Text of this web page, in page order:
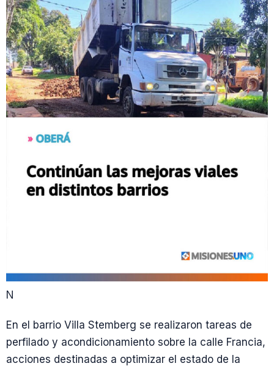
N
En el barrio Villa Stemberg se realizaron tareas de
perfilado y acondicionamiento sobre la calle Francia,
acciones destinadas a optimizar el estado de la